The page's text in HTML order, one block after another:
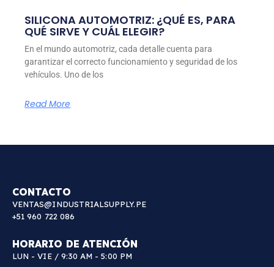
SILICONA AUTOMOTRIZ: ¿QUÉ ES, PARA
QUÉ SIRVE Y CUÁL ELEGIR?
En el mundo automotriz, cada detalle cuenta para
garantizar el correcto funcionamiento y seguridad de los
vehículos. Uno de los
Read More
CONTACTO
VENTAS@INDUSTRIALSUPPLY.PE
+51 960 722 086
HORARIO DE ATENCIÓN
LUN - VIE / 9:30 AM - 5:00 PM